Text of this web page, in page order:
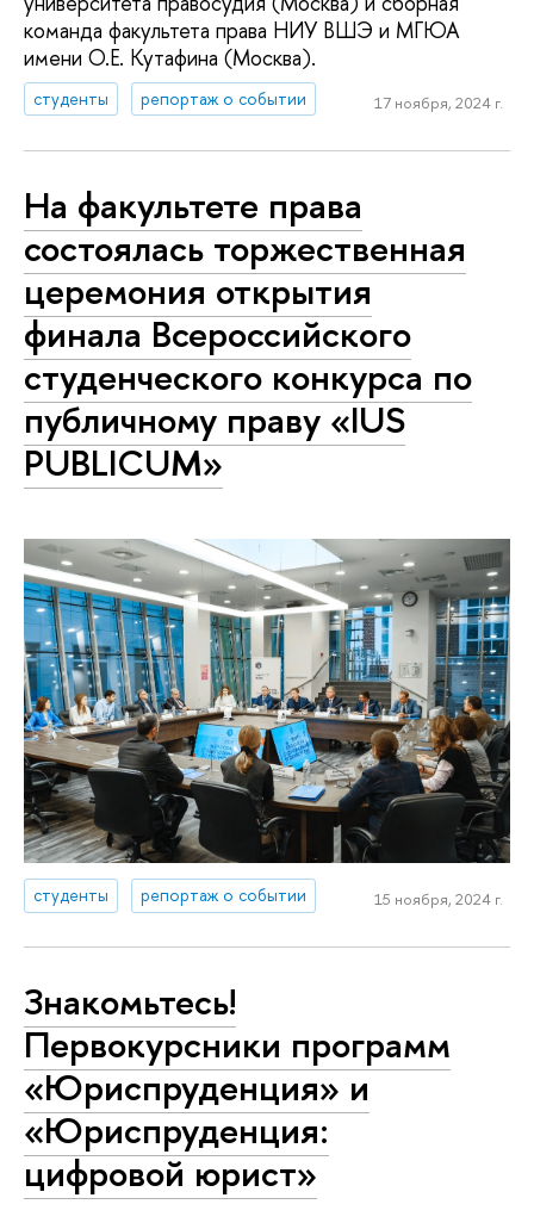
команда факультета права НИУ ВШЭ и МГЮА
имени О.Е. Кутафина (Москва).
студенты репортаж о событии 17 ноября, 2024 г.
На факультете права
состоялась торжественная
церемония открытия
финала Всероссийского
студенческого конкурса по
публичному праву «IUS
PUBLICUM»
студенты репортаж о событии 15 ноября, 2024 г.
Знакомьтесь!
Первокурсники программ
«Юриспруденция» и
«Юриспруденция:
цифровой юрист»